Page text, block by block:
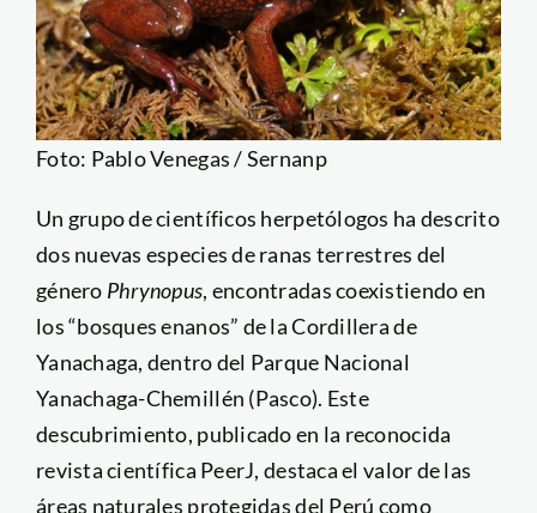
Foto: Pablo Venegas / Sernanp
Un grupo de científicos herpetólogos ha descrito
dos nuevas especies de ranas terrestres del
género Phrynopus, encontradas coexistiendo en
los “bosques enanos” de la Cordillera de
Yanachaga, dentro del Parque Nacional
Yanachaga-Chemillén (Pasco). Este
descubrimiento, publicado en la reconocida
revista científica PeerJ, destaca el valor de las
áreas naturales protegidas del Perú como